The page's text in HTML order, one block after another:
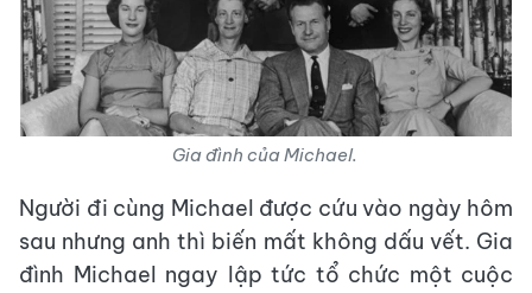
Gia đình của Michael.
Người đi cùng Michael được cứu vào ngày hôm
sau nhưng anh thì biến mất không dấu vết. Gia
đình Michael ngay lập tức tổ chức một cuộc